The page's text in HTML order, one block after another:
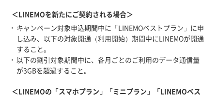
＜LINEMOを新たにご契約される場合＞
キャンペーン対象申込期間中に「LINEMOベストプラン」に申
し込み、以下の対象開通（利用開始）期間中にLINEMOが開通
すること。
以下の割引対象期間中に、各月ごとのご利用のデータ通信量
が3GBを超過すること。
＜LINEMOの「スマホプラン」「ミニプラン」「LINEMOベス